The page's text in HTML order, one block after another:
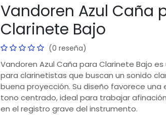
Vandoren Azul Caña
Clarinete Bajo
(0 reseña)
Vandoren Azul Caña para Clarinete Bajo
para clarinetistas que buscan un sonido
buena proyección. Su diseño favorece una
tono centrado, ideal para trabajar
en el registro grave del instrumento.